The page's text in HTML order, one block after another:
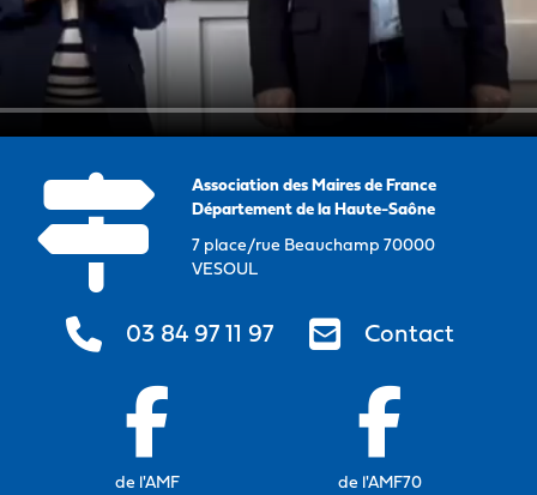
Association des Maires de France
Département de la Haute-Saône
7 place/rue Beauchamp 70000
VESOUL
03 84 97 11 97 Contact
de l'AMF
de l'AMF70